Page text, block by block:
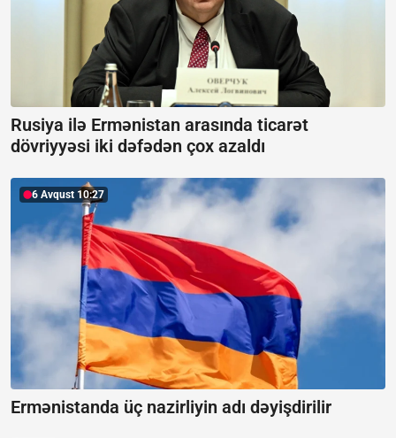
Rusiya ilə Ermənistan arasında ticarət
dövriyyəsi iki dəfədən çox azaldı
6 Avqust 10:27
Ermənistanda üç nazirliyin adı dəyişdirilir